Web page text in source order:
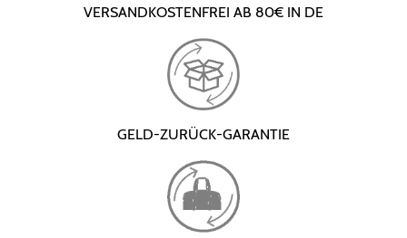
VERSANDKOSTENFREI AB 80€ IN DE
GELD-ZURÜCK-GARANTIE